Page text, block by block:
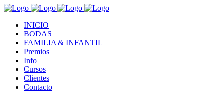
INICIO
BODAS
FAMILIA & INFANTIL
Premios
Info
Cursos
Clientes
Contacto